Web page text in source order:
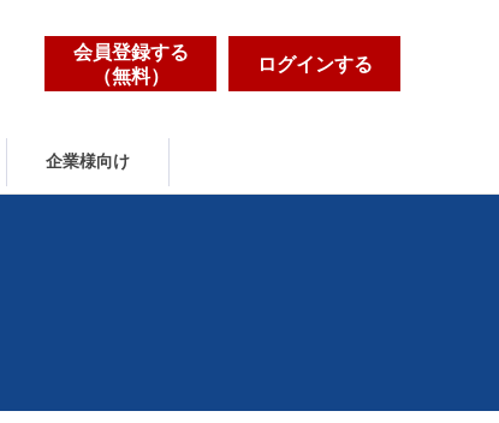
会員登録する
（無料）
ログインする
企業様向け